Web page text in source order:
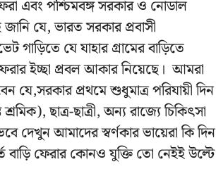
এবং পশ্চিমবঙ্গ সরকার ও নোডাল
যে, ভারত সরকার প্রবাসী
গাড়িতে যে যাহার গ্রামের বাড়িতে
ইচ্ছা প্রবল আকার নিয়েছে। আমরা
যে,সরকার প্রথমে শুধুমাত্র পরিযায়ী দিন
ছাত্র-ছাত্রী, অন্য রাজ্যে চিকিৎসা
দেখুন আমাদের স্বর্ণকার ভায়েরা কি দিন
ফেরার কোনও যুক্তি তো নেইই উল্টে